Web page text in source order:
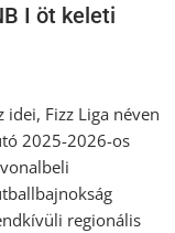
I öt keleti
idei, Fizz Liga néven
2025-2026-os
regionális